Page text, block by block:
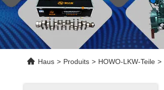
Haus > Produits > HOWO-LKW-Teile >